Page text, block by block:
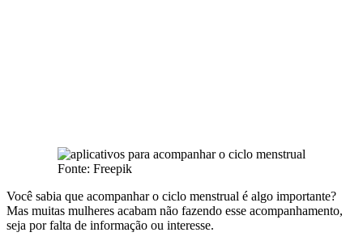
Fonte: Freepik
Você sabia que acompanhar o ciclo menstrual é algo importante?
Mas muitas mulheres acabam não fazendo esse acompanhamento,
seja por falta de informação ou interesse.